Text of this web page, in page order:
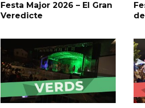
Festa Major 2026 – El Gran
Veredicte